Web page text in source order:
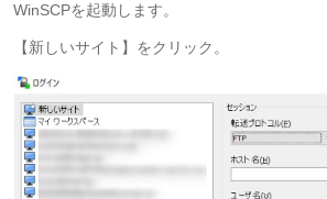
WinSCPを起動します。
【新しいサイト 】をクリック。